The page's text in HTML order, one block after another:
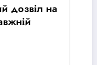
дозвіл на